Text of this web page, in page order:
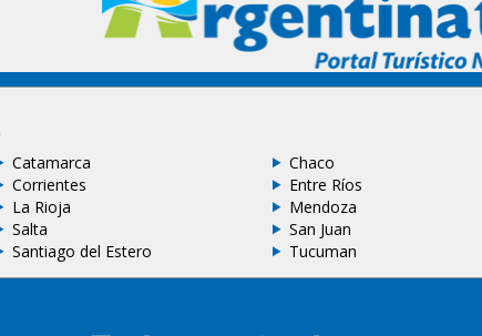
Catamarca Chaco
Corrientes Entre Ríos
La Rioja Mendoza
Salta San Juan
Santiago del Estero Tucuman